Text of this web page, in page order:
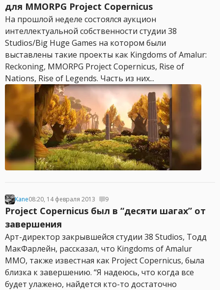
для MMORPG Project Copernicus
На прошлой неделе состоялся аукцион
интеллектуальной собственности студии 38
Studios/Big Huge Games на котором были
выставлены такие проекты как Kingdoms of Amalur:
Reckoning, MMORPG Project Copernicus, Rise of
Nations, Rise of Legends. Часть из них...
Kane08:20, 14 февраля 2013 9
Project Copernicus был в “десяти шагах” от
завершения
Арт-директор закрывшейся студии 38 Studios, Тодд
МакФарлейн, рассказал, что Kingdoms of Amalur
MMO, также известная как Project Copernicus, была
близка к завершению. “Я надеюсь, что когда все
будет улажено, найдется кто-то достаточно